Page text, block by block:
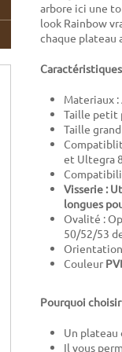
arbore ici une
look Rainbow
chaque plateau
Caractéristiques
Materiaux
Taille petit
Taille
et Ultegra
Visserie :
longues
Ovalité :
50/52/53
Orientation
Couleur
Pourquoi
Un plateau
Il vous